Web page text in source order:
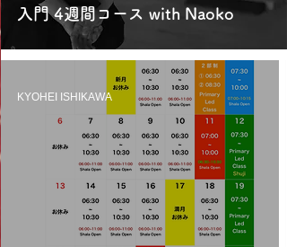
入門 4週間コース with Naoko
KYOHEI ISHIKAWA